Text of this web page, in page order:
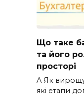
Що таке
та його
просторі
A Як
які етапи